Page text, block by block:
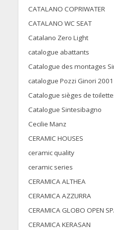
CATALANO COPRIWATER
CATALANO WC SEAT
Catalano Zero Light
catalogue abattants
Catalogue des montages
catalogue Pozzi Ginori 2001
Catalogue sièges de
Catalogue Sintesibagno
Cecilie Manz
CERAMIC HOUSES
ceramic quality
ceramic series
CERAMICA ALTHEA
CERAMICA AZZURRA
CERAMICA GLOBO OPEN
CERAMICA KERASAN